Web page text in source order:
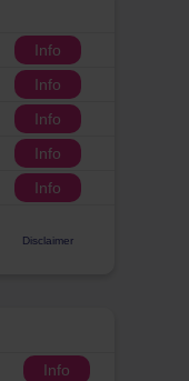
Info
Info
Info
Info
Info
Disclaimer
Info